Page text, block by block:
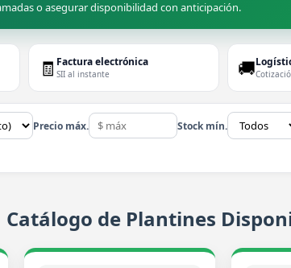
o asegurar disponibilidad con anticipación.
🧾 Factura electrónica
SII al instante 🚚
Precio máx. Stock mín.
Catálogo de Plantines